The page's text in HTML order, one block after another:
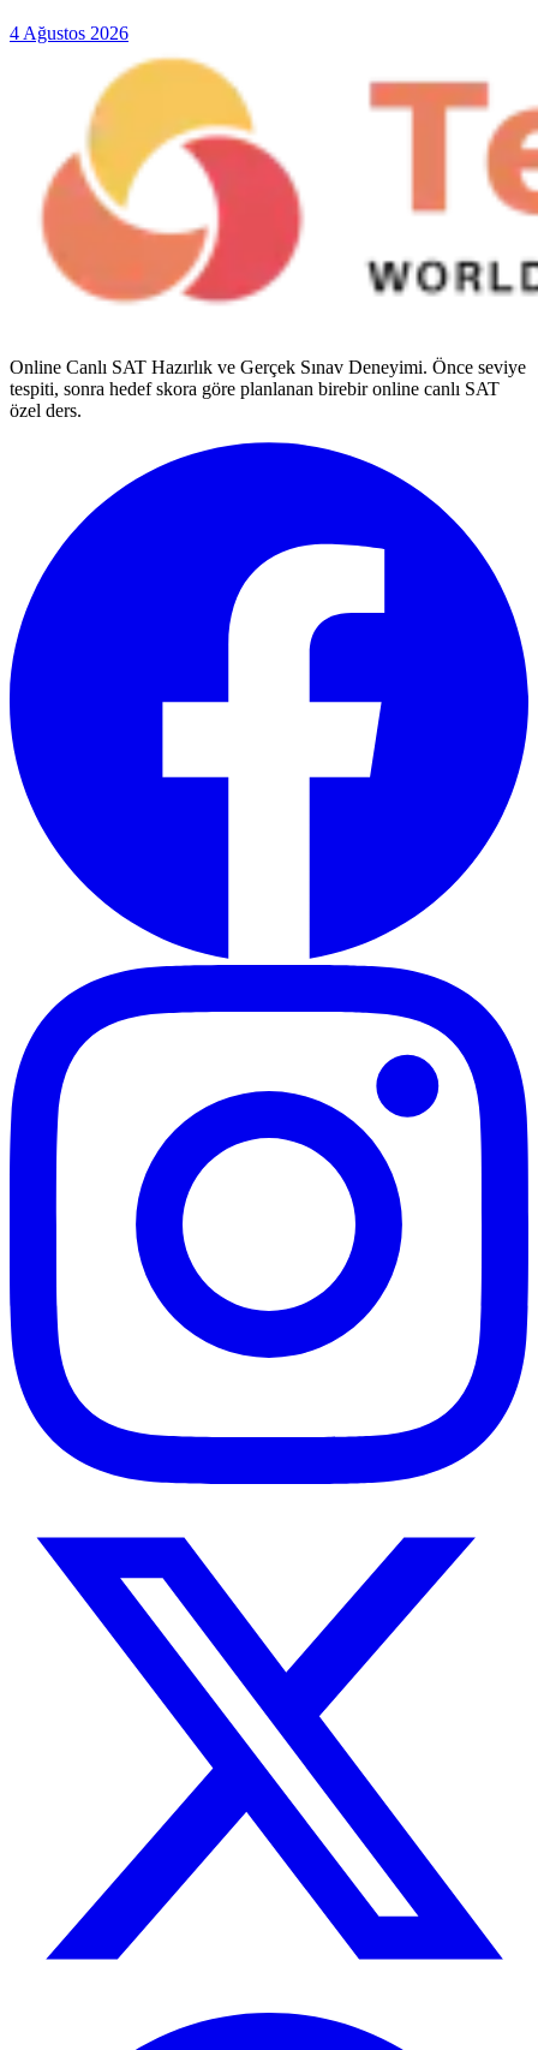
4 Ağustos 2026
Online Canlı SAT Hazırlık ve Gerçek Sınav Deneyimi. Önce seviye
tespiti, sonra hedef skora göre planlanan birebir online canlı SAT
özel ders.